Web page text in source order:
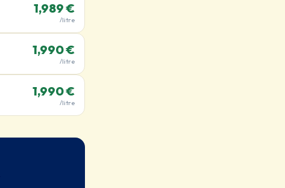
1,989 €
/litre
1,990 €
/litre
1,990 €
/litre